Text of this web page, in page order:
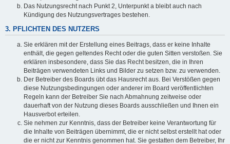
Das Nutzungsrecht nach Punkt 2, Unterpunkt a bleibt auch nach
Kündigung des Nutzungsvertrages bestehen.
3. PFLICHTEN DES NUTZERS
Sie erklären mit der Erstellung eines Beitrags, dass er keine Inhalte
enthält, die gegen geltendes Recht oder die guten Sitten verstoßen. Sie
erklären insbesondere, dass Sie das Recht besitzen, die in Ihren
Beiträgen verwendeten Links und Bilder zu setzen bzw. zu verwenden.
Der Betreiber des Boards übt das Hausrecht aus. Bei Verstößen gegen
diese Nutzungsbedingungen oder anderer im Board veröffentlichten
Regeln kann der Betreiber Sie nach Abmahnung zeitweise oder
dauerhaft von der Nutzung dieses Boards ausschließen und Ihnen ein
Hausverbot erteilen.
Sie nehmen zur Kenntnis, dass der Betreiber keine Verantwortung für
die Inhalte von Beiträgen übernimmt, die er nicht selbst erstellt hat oder
die er nicht zur Kenntnis genommen hat. Sie gestatten dem Betreiber, Ihr